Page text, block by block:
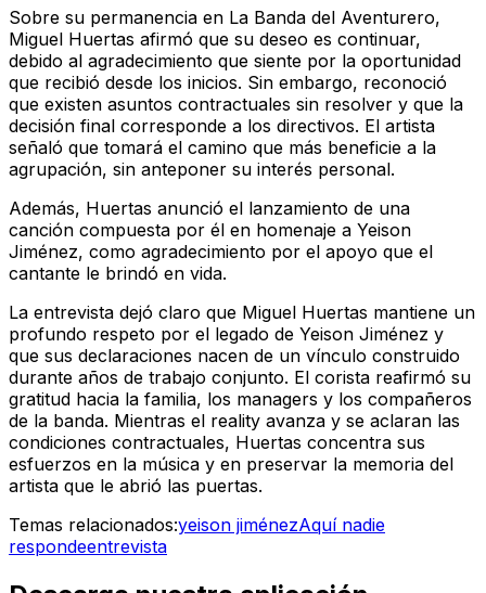
Sobre su permanencia en La Banda del Aventurero,
Miguel Huertas afirmó que su deseo es continuar,
debido al agradecimiento que siente por la oportunidad
que recibió desde los inicios. Sin embargo, reconoció
que existen asuntos contractuales sin resolver y que la
decisión final corresponde a los directivos. El artista
señaló que tomará el camino que más beneficie a la
agrupación, sin anteponer su interés personal.
Además, Huertas anunció el lanzamiento de una
canción compuesta por él en homenaje a Yeison
Jiménez, como agradecimiento por el apoyo que el
cantante le brindó en vida.
La entrevista dejó claro que Miguel Huertas mantiene un
profundo respeto por el legado de Yeison Jiménez y
que sus declaraciones nacen de un vínculo construido
durante años de trabajo conjunto. El corista reafirmó su
gratitud hacia la familia, los managers y los compañeros
de la banda. Mientras el reality avanza y se aclaran las
condiciones contractuales, Huertas concentra sus
esfuerzos en la música y en preservar la memoria del
artista que le abrió las puertas.
Temas relacionados:yeison jiménezAquí nadie
respondeentrevista